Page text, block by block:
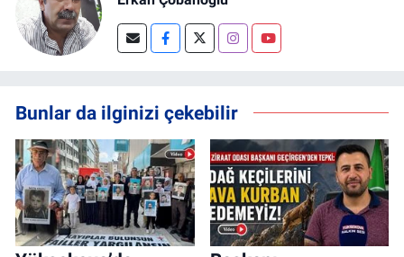
Bunlar da ilginizi çekebilir